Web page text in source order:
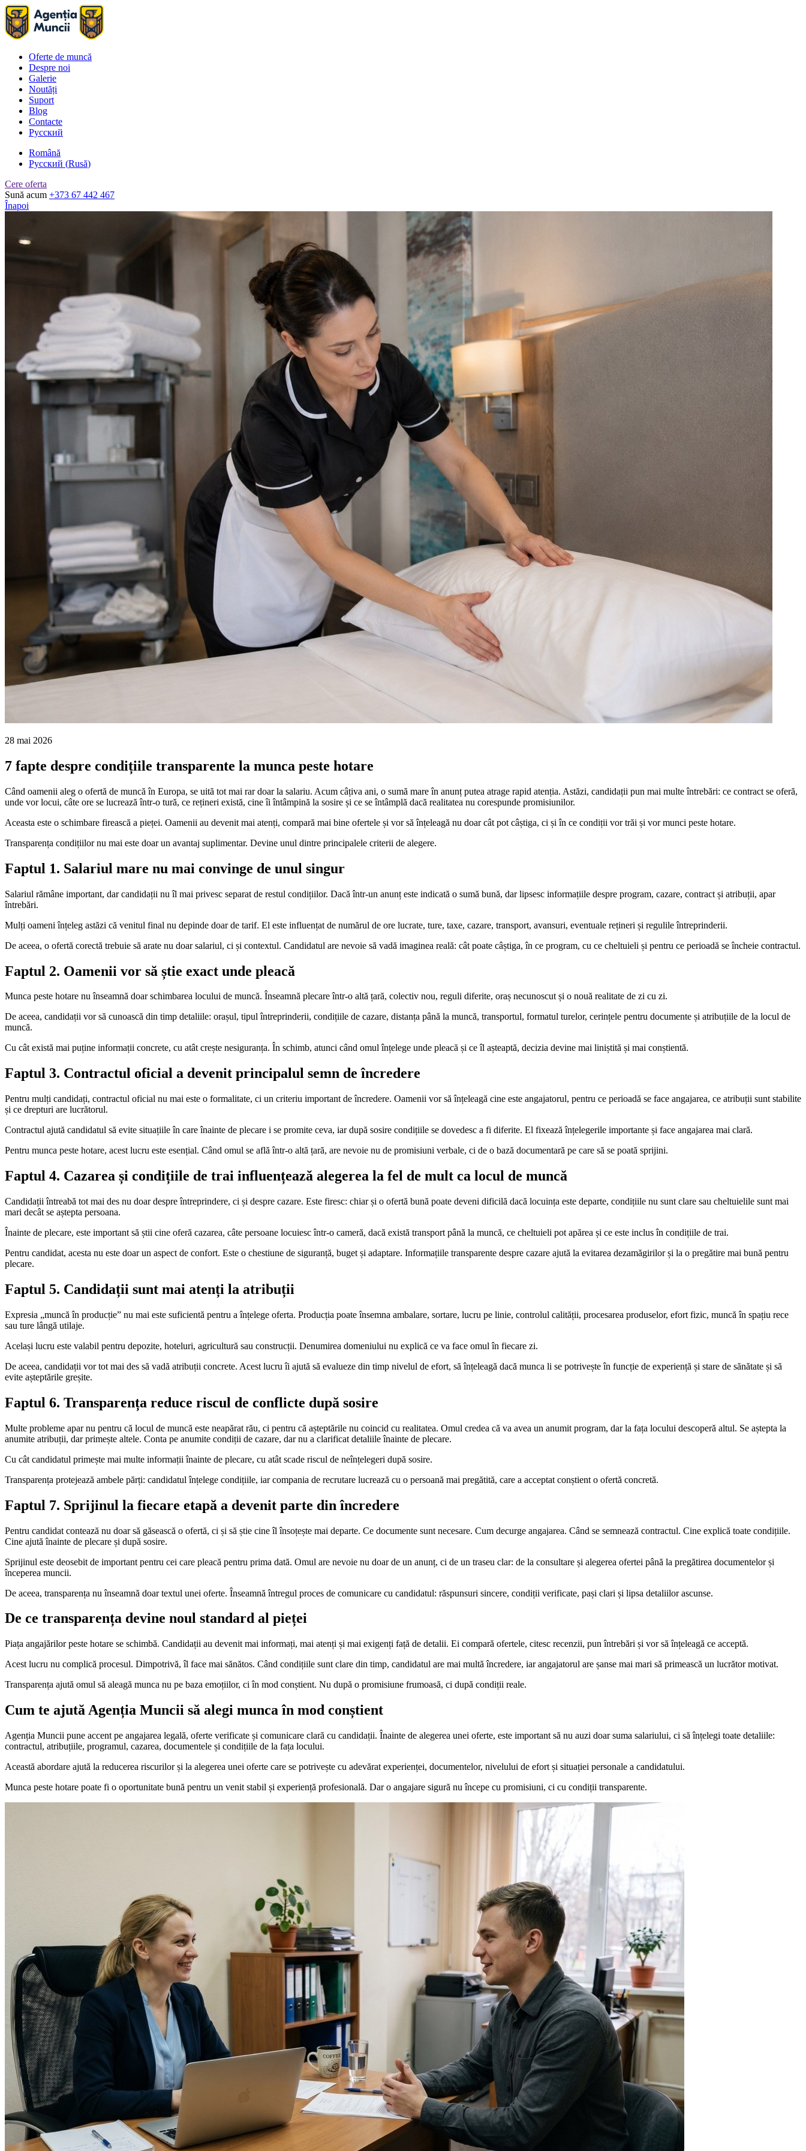
Oferte de muncă
Despre noi
Galerie
Noutăți
Suport
Blog
Contacte
Русский
Română
Русский (Rusă)
Cere oferta
Sună acum +373 67 442 467
Înapoi
28 mai 2026
7 fapte despre condițiile transparente la munca peste hotare
Când oamenii aleg o ofertă de muncă în Europa, se uită tot mai rar doar la salariu. Acum câțiva ani, o sumă mare în anunț putea atrage rapid atenția. Astăzi, candidații pun mai multe întrebări: ce contract se oferă,
unde vor locui, câte ore se lucrează într-o tură, ce rețineri există, cine îi întâmpină la sosire și ce se întâmplă dacă realitatea nu corespunde promisiunilor.
Aceasta este o schimbare firească a pieței. Oamenii au devenit mai atenți, compară mai bine ofertele și vor să înțeleagă nu doar cât pot câștiga, ci și în ce condiții vor trăi și vor munci peste hotare.
Transparența condițiilor nu mai este doar un avantaj suplimentar. Devine unul dintre principalele criterii de alegere.
Faptul 1. Salariul mare nu mai convinge de unul singur
Salariul rămâne important, dar candidații nu îl mai privesc separat de restul condițiilor. Dacă într-un anunț este indicată o sumă bună, dar lipsesc informațiile despre program, cazare, contract și atribuții, apar
întrebări.
Mulți oameni înțeleg astăzi că venitul final nu depinde doar de tarif. El este influențat de numărul de ore lucrate, ture, taxe, cazare, transport, avansuri, eventuale rețineri și regulile întreprinderii.
De aceea, o ofertă corectă trebuie să arate nu doar salariul, ci și contextul. Candidatul are nevoie să vadă imaginea reală: cât poate câștiga, în ce program, cu ce cheltuieli și pentru ce perioadă se încheie contractul.
Faptul 2. Oamenii vor să știe exact unde pleacă
Munca peste hotare nu înseamnă doar schimbarea locului de muncă. Înseamnă plecare într-o altă țară, colectiv nou, reguli diferite, oraș necunoscut și o nouă realitate de zi cu zi.
De aceea, candidații vor să cunoască din timp detaliile: orașul, tipul întreprinderii, condițiile de cazare, distanța până la muncă, transportul, formatul turelor, cerințele pentru documente și atribuțiile de la locul de
muncă.
Cu cât există mai puține informații concrete, cu atât crește nesiguranța. În schimb, atunci când omul înțelege unde pleacă și ce îl așteaptă, decizia devine mai liniștită și mai conștientă.
Faptul 3. Contractul oficial a devenit principalul semn de încredere
Pentru mulți candidați, contractul oficial nu mai este o formalitate, ci un criteriu important de încredere. Oamenii vor să înțeleagă cine este angajatorul, pentru ce perioadă se face angajarea, ce atribuții sunt stabilite
și ce drepturi are lucrătorul.
Contractul ajută candidatul să evite situațiile în care înainte de plecare i se promite ceva, iar după sosire condițiile se dovedesc a fi diferite. El fixează înțelegerile importante și face angajarea mai clară.
Pentru munca peste hotare, acest lucru este esențial. Când omul se află într-o altă țară, are nevoie nu de promisiuni verbale, ci de o bază documentară pe care să se poată sprijini.
Faptul 4. Cazarea și condițiile de trai influențează alegerea la fel de mult ca locul de muncă
Candidații întreabă tot mai des nu doar despre întreprindere, ci și despre cazare. Este firesc: chiar și o ofertă bună poate deveni dificilă dacă locuința este departe, condițiile nu sunt clare sau cheltuielile sunt mai
mari decât se aștepta persoana.
Înainte de plecare, este important să știi cine oferă cazarea, câte persoane locuiesc într-o cameră, dacă există transport până la muncă, ce cheltuieli pot apărea și ce este inclus în condițiile de trai.
Pentru candidat, acesta nu este doar un aspect de confort. Este o chestiune de siguranță, buget și adaptare. Informațiile transparente despre cazare ajută la evitarea dezamăgirilor și la o pregătire mai bună pentru
plecare.
Faptul 5. Candidații sunt mai atenți la atribuții
Expresia „muncă în producție” nu mai este suficientă pentru a înțelege oferta. Producția poate însemna ambalare, sortare, lucru pe linie, controlul calității, procesarea produselor, efort fizic, muncă în spațiu rece
sau ture lângă utilaje.
Același lucru este valabil pentru depozite, hoteluri, agricultură sau construcții. Denumirea domeniului nu explică ce va face omul în fiecare zi.
De aceea, candidații vor tot mai des să vadă atribuții concrete. Acest lucru îi ajută să evalueze din timp nivelul de efort, să înțeleagă dacă munca li se potrivește în funcție de experiență și stare de sănătate și să
evite așteptările greșite.
Faptul 6. Transparența reduce riscul de conflicte după sosire
Multe probleme apar nu pentru că locul de muncă este neapărat rău, ci pentru că așteptările nu coincid cu realitatea. Omul credea că va avea un anumit program, dar la fața locului descoperă altul. Se aștepta la
anumite atribuții, dar primește altele. Conta pe anumite condiții de cazare, dar nu a clarificat detaliile înainte de plecare.
Cu cât candidatul primește mai multe informații înainte de plecare, cu atât scade riscul de neînțelegeri după sosire.
Transparența protejează ambele părți: candidatul înțelege condițiile, iar compania de recrutare lucrează cu o persoană mai pregătită, care a acceptat conștient o ofertă concretă.
Faptul 7. Sprijinul la fiecare etapă a devenit parte din încredere
Pentru candidat contează nu doar să găsească o ofertă, ci și să știe cine îl însoțește mai departe. Ce documente sunt necesare. Cum decurge angajarea. Când se semnează contractul. Cine explică toate condițiile.
Cine ajută înainte de plecare și după sosire.
Sprijinul este deosebit de important pentru cei care pleacă pentru prima dată. Omul are nevoie nu doar de un anunț, ci de un traseu clar: de la consultare și alegerea ofertei până la pregătirea documentelor și
începerea muncii.
De aceea, transparența nu înseamnă doar textul unei oferte. Înseamnă întregul proces de comunicare cu candidatul: răspunsuri sincere, condiții verificate, pași clari și lipsa detaliilor ascunse.
De ce transparența devine noul standard al pieței
Piața angajărilor peste hotare se schimbă. Candidații au devenit mai informați, mai atenți și mai exigenți față de detalii. Ei compară ofertele, citesc recenzii, pun întrebări și vor să înțeleagă ce acceptă.
Acest lucru nu complică procesul. Dimpotrivă, îl face mai sănătos. Când condițiile sunt clare din timp, candidatul are mai multă încredere, iar angajatorul are șanse mai mari să primească un lucrător motivat.
Transparența ajută omul să aleagă munca nu pe baza emoțiilor, ci în mod conștient. Nu după o promisiune frumoasă, ci după condiții reale.
Cum te ajută Agenția Muncii să alegi munca în mod conștient
Agenția Muncii pune accent pe angajarea legală, oferte verificate și comunicare clară cu candidații. Înainte de alegerea unei oferte, este important să nu auzi doar suma salariului, ci să înțelegi toate detaliile:
contractul, atribuțiile, programul, cazarea, documentele și condițiile de la fața locului.
Această abordare ajută la reducerea riscurilor și la alegerea unei oferte care se potrivește cu adevărat experienței, documentelor, nivelului de efort și situației personale a candidatului.
Munca peste hotare poate fi o oportunitate bună pentru un venit stabil și experiență profesională. Dar o angajare sigură nu începe cu promisiuni, ci cu condiții transparente.